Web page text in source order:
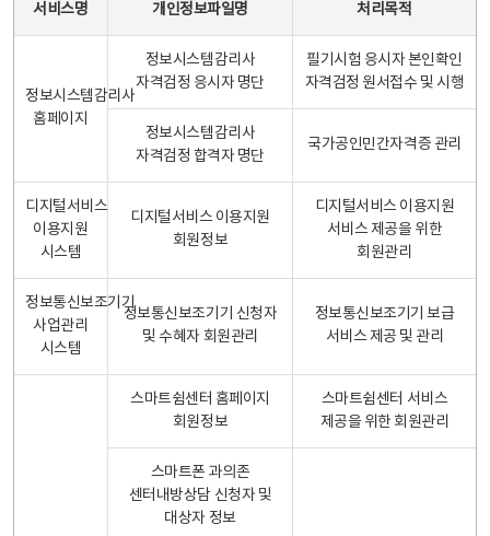
서비스명 개인정보파일명 처리목적
정보시스템감리사
홈페이지
정보시스템감리사
자격검정 응시자 명단
필기시험 응시자 본인확인
자격검정 원서접수 및 시행
정보시스템감리사
자격검정 합격자 명단
국가공인민간자격증 관리
디지털서비스
이용지원
시스템
디지털서비스 이용지원
회원정보
디지털서비스 이용지원
서비스 제공을 위한
회원관리
정보통신보조기기
사업관리
시스템
정보통신보조기기 신청자
및 수혜자 회원관리
정보통신보조기기 보급
서비스 제공 및 관리
스마트쉼센터 홈페이지
회원정보
스마트쉼센터 서비스
제공을 위한 회원관리
스마트폰 과의존
센터내방상담 신청자 및
대상자 정보